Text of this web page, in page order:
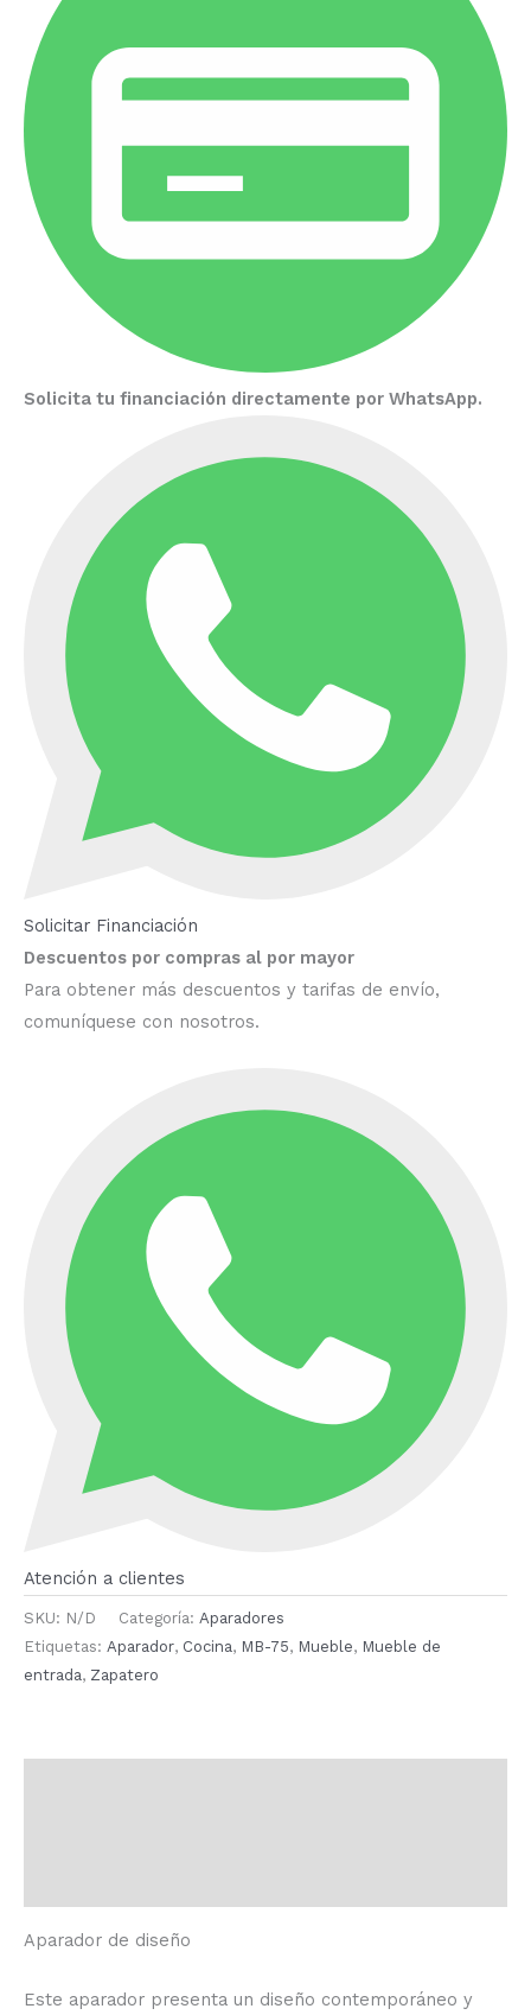
Solicita tu financiación directamente por WhatsApp.
Solicitar Financiación
Descuentos por compras al por mayor
Para obtener más descuentos y tarifas de envío,
comuníquese con nosotros.
Atención a clientes
SKU: N/D Categoría: Aparadores
Etiquetas: Aparador, Cocina, MB-75, Mueble, Mueble de
entrada, Zapatero
Aparador de diseño
Este aparador presenta un diseño contemporáneo y